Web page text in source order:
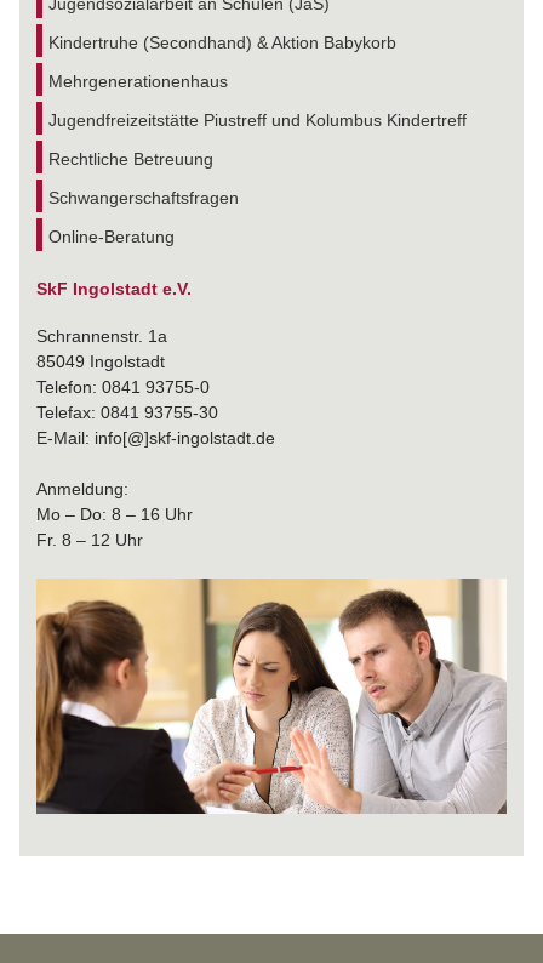
Kindertruhe (Secondhand) & Aktion Babykorb
Mehrgenerationenhaus
Jugendfreizeitstätte Piustreff und Kolumbus Kindertreff
Rechtliche Betreuung
Schwangerschaftsfragen
Online-Beratung
SkF Ingolstadt e.V.
Schrannenstr. 1a
85049 Ingolstadt
Telefon: 0841 93755-0
Telefax: 0841 93755-30
E-Mail: info[@]skf-ingolstadt.de
Anmeldung:
Mo – Do: 8 – 16 Uhr
Fr. 8 – 12 Uhr